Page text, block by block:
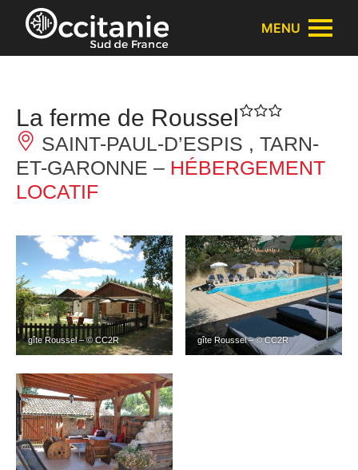
Panneau de gestion des cookies
MENU
La ferme de Roussel
SAINT-PAUL-D’ESPIS , TARN-
ET-GARONNE – HÉBERGEMENT
LOCATIF
gîte Roussel – © CC2R gîte Roussel – © CC2R